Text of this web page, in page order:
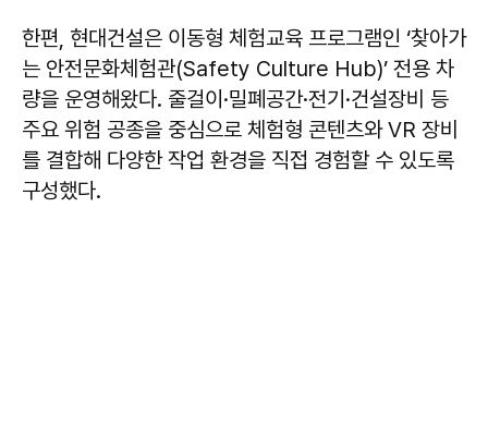
한편, 현대건설은 이동형 체험교육 프로그램인 ‘찾아가
는 안전문화체험관(Safety Culture Hub)’ 전용 차
량을 운영해왔다. 줄걸이·밀폐공간·전기·건설장비 등
주요 위험 공종을 중심으로 체험형 콘텐츠와 VR 장비
를 결합해 다양한 작업 환경을 직접 경험할 수 있도록
구성했다.